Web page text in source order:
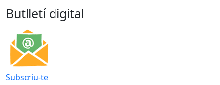
Butlletí digital
Subscriu-te